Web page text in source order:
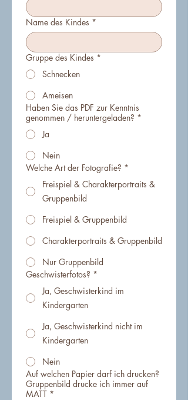
Name des Kindes *
Gruppe des Kindes *
Schnecken
Ameisen
Haben Sie das PDF zur Kenntnis
genommen / heruntergeladen? *
Ja
Nein
Welche Art der Fotografie? *
Freispiel & Charakterportraits &
Gruppenbild
Freispiel & Gruppenbild
Charakterportraits & Gruppenbild
Nur Gruppenbild
Geschwisterfotos? *
Ja, Geschwisterkind im
Kindergarten
Ja, Geschwisterkind nicht im
Kindergarten
Nein
Auf welchen Papier darf ich drucken?
Gruppenbild drucke ich immer auf
MATT *